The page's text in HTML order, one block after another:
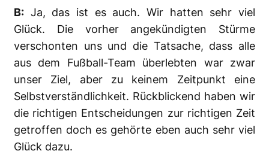
B: Ja, das ist es auch. Wir hatten sehr viel
Glück. Die vorher angekündigten Stürme
verschonten uns und die Tatsache, dass alle
aus dem Fußball-Team überlebten war zwar
unser Ziel, aber zu keinem Zeitpunkt eine
Selbstverständlichkeit. Rückblickend haben wir
die richtigen Entscheidungen zur richtigen Zeit
getroffen doch es gehörte eben auch sehr viel
Glück dazu.